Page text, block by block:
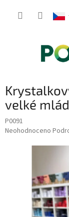
velké
P0091
Průměrné
hvězdiček.
Neohodnoceno